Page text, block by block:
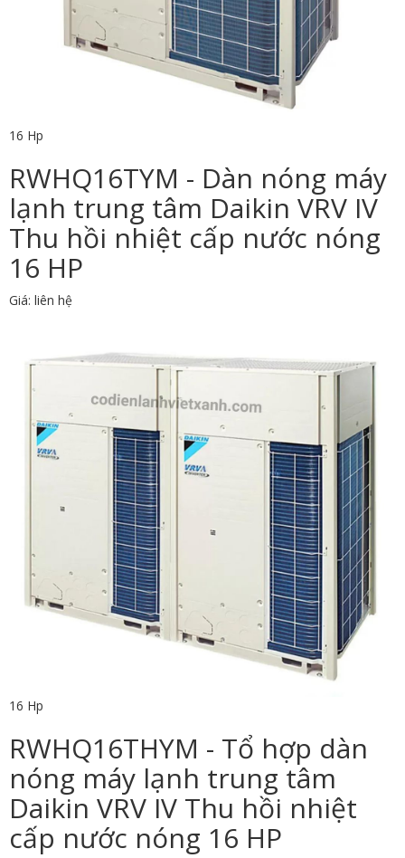
16 Hp
RWHQ16TYM - Dàn nóng máy
lạnh trung tâm Daikin VRV IV
Thu hồi nhiệt cấp nước nóng
16 HP
Giá: liên hệ
16 Hp
RWHQ16THYM - Tổ hợp dàn
nóng máy lạnh trung tâm
Daikin VRV IV Thu hồi nhiệt
cấp nước nóng 16 HP